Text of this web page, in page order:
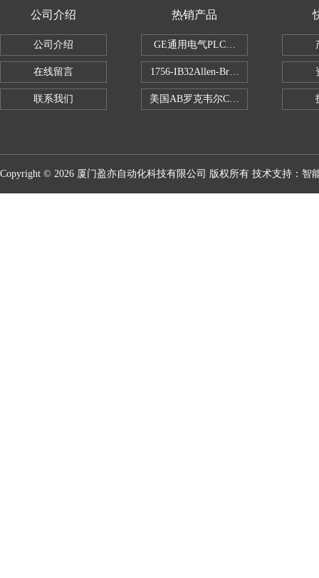
公司介绍
公司介绍
在线留言
联系我们
热销产品
GE通用电气PLC控制器
1756-IB32Allen-Bradley1756IB32数字
美国AB罗克韦尔CPU处理器
Copyright © 2026 厦门盈亦自动化科技有限公司 版权所有 技术支持： 智